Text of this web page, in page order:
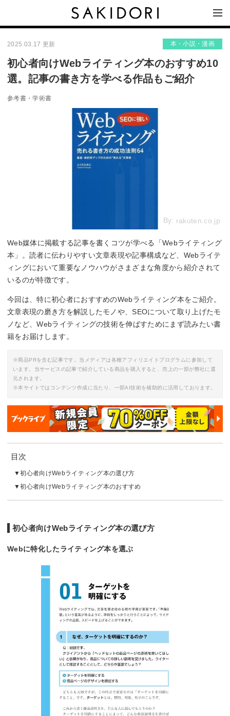
2025.03.17 更新 本・小説・漫画
初心者向けWebライティング本のおすすめ10
選。記事の書き方を学べる作品もご紹介
参考書・学術書
By: rakuten.co.jp
Web媒体に掲載する記事を書くコツが学べる「Webライティング
本」。読者に伝わりやすい文章表現や記事構成など、Webライテ
ィングにおいて重要なノウハウがさまざまな角度から紹介されて
いるのが特徴です。
今回は、特に初心者におすすめのWebライティング本をご紹介。
文章表現の磨き方を解説したモノや、SEOについて取り上げたモ
ノなど、Webライティングの技術を伸ばすためにまず読みたい書
籍をお届けします。
※商品PRを含む記事です。当メディアは各種アフィリエイトプログラムに参加して
います。当サービスの記事で紹介している商品を購入すると、売上の一部が弊社に還
元されます。
※本サイトではコンテンツ作成に当たり、一部AI技術を補助的に活用しております。
目次
初心者向けWebライティング本の選び方
初心者向けWebライティング本のおすすめ
初心者向けWebライティング本の選び方
Webに特化したライティング本を選ぶ